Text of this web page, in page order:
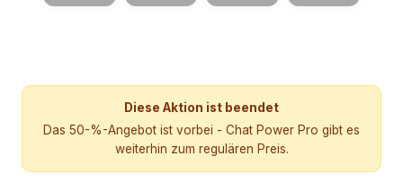
Diese Aktion ist beendet
Das 50-%-Angebot ist vorbei - Chat Power Pro gibt es
weiterhin zum regulären Preis.